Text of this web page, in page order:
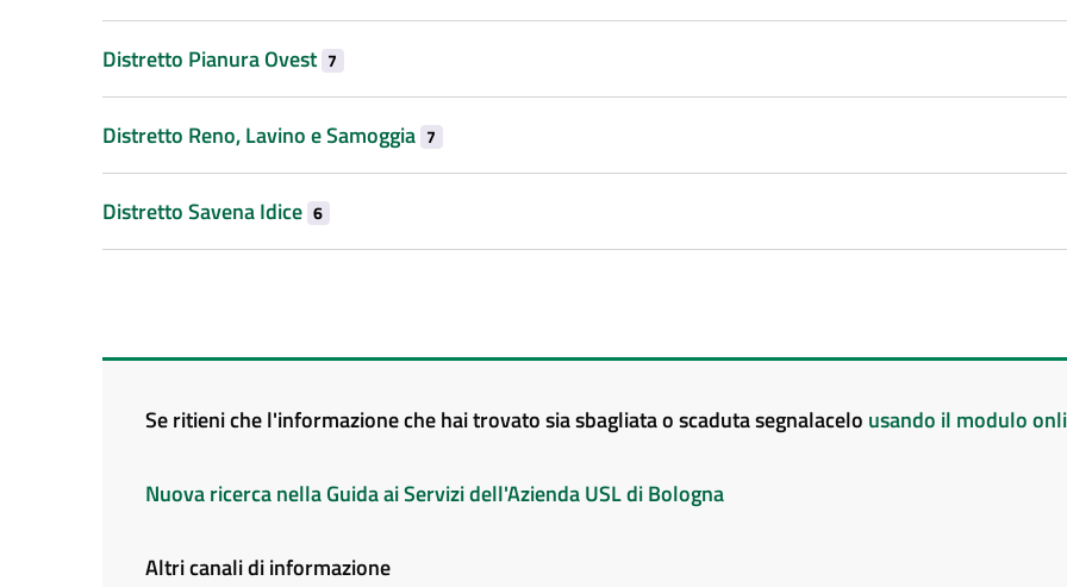
Distretto Pianura Ovest 7
Distretto Reno, Lavino e Samoggia 7
Distretto Savena Idice 6
Se ritieni che l'informazione che hai trovato sia sbagliata o scaduta segnalacelo usando il modulo
Nuova ricerca nella Guida ai Servizi dell'Azienda USL di Bologna
Altri canali di informazione